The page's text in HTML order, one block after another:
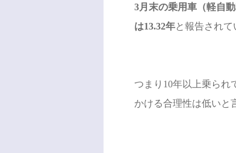
3月末の乗用車（軽自
は13.32年と報告されて
つまり10年以上乗られ
かける合理性は低いと